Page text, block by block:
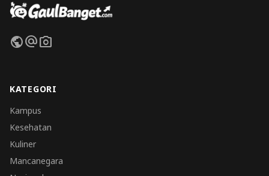
publicalternate_emailphoto_camera
KATEGORI
Kampus
Kesehatan
Kuliner
Mancanegara